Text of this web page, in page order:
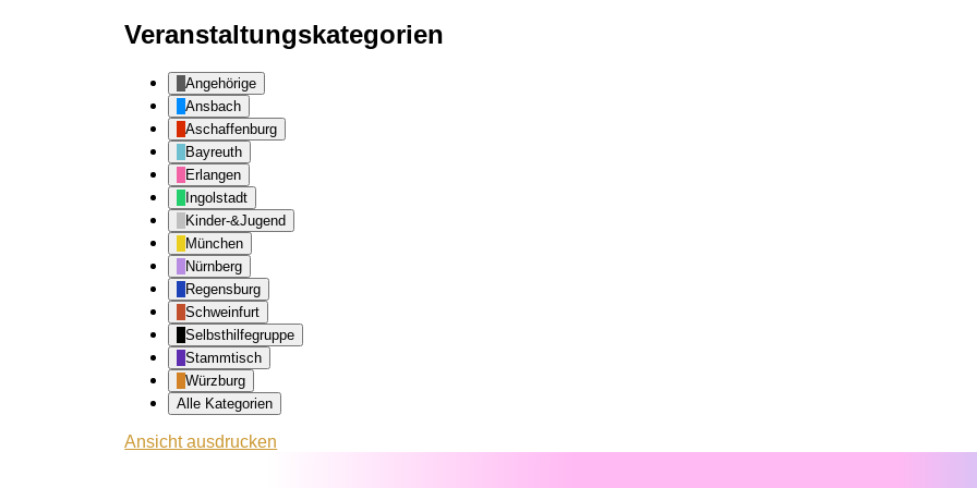
Veranstaltungskategorien
Angehörige
Ansbach
Aschaffenburg
Bayreuth
Erlangen
Ingolstadt
Kinder-&Jugend
München
Nürnberg
Regensburg
Schweinfurt
Selbsthilfegruppe
Stammtisch
Würzburg
Alle Kategorien
Ansichtausdrucken